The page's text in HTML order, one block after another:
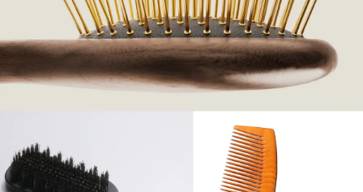
2026年9月号
最新号試し読み
購入